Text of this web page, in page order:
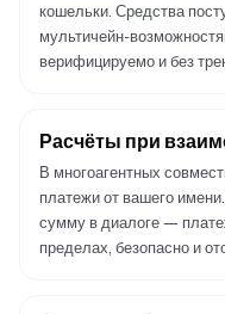
кошельки. Средства
мультичейн-
верифицируемо и без
Расчёты при
В многоагентных
платежи от вашего
сумму в диалоге —
пределах, безопасно и